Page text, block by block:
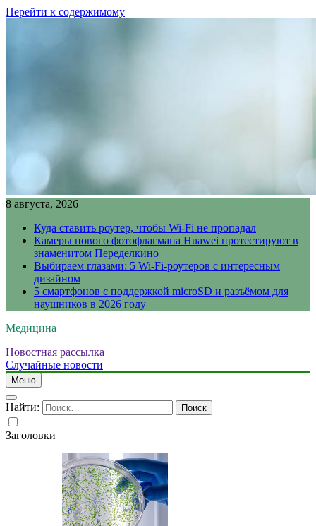
Перейти к содержимому
8 августа, 2026
Куда ставить роутер, чтобы Wi-Fi не пропадал
Камеры нового фотофлагмана Huawei протестируют в
знаменитом Переделкино
Выбираем глазами: 5 Wi-Fi-роутеров с интересным
дизайном
5 смартфонов с поддержкой microSD и разъёмом для
наушников в 2026 году
Медицина
Новостная рассылка
Случайные новости
Меню
Найти:
Заголовки